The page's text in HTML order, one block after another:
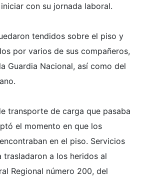
con su jornada laboral.
tendidos sobre el piso y
por varios de sus compañeros,
Guardia Nacional, así como del
transporte de carga que pasaba
el momento en que los
en el piso. Servicios
trasladaron a los heridos al
Regional número 200, del